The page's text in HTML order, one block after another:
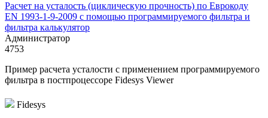
Расчет на усталость (циклическую прочность) по Еврокоду
EN 1993-1-9-2009 с помощью программируемого фильтра и
фильтра калькулятор
Администратор
4753
Пример расчета усталости с применением программируемого
фильтра в постпроцессоре Fidesys Viewer
Fidesys